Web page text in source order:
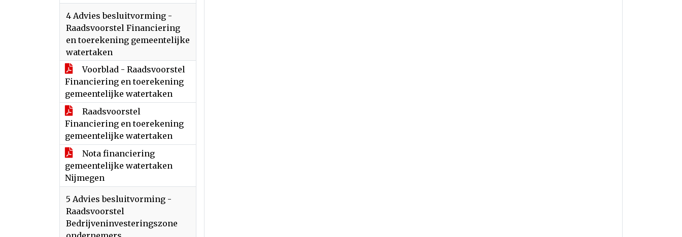
4 Advies besluitvorming -
Raadsvoorstel Financiering
en toerekening gemeentelijke
watertaken
Voorblad - Raadsvoorstel
Financiering en toerekening
gemeentelijke watertaken
Raadsvoorstel
Financiering en toerekening
gemeentelijke watertaken
Nota financiering
gemeentelijke watertaken
Nijmegen
5 Advies besluitvorming -
Raadsvoorstel
Bedrijveninvesteringszone